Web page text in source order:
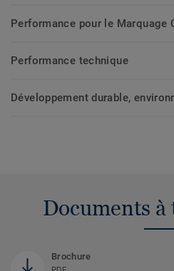
Performance pour le Marquage
Performance technique
Développement durable,
Documents à
Brochure